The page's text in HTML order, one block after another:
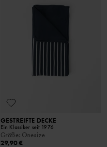
GESTREIFTE DECKE
Ein Klassiker seit 1976
Größe: Onesize
29,90 €